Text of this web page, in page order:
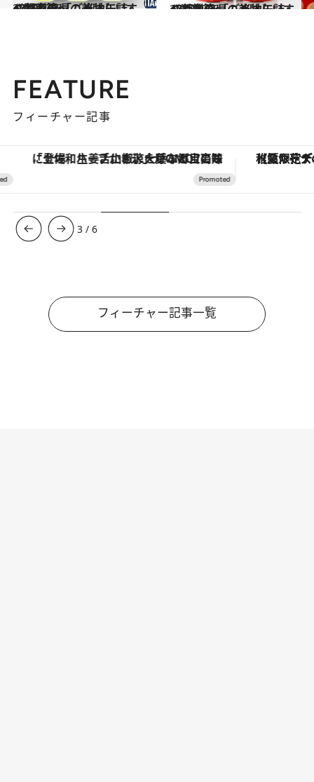
2018.2.15
47都道府県の美味しいすぐれもの 「ご当地缶詰」～関東篇～
グルメ 2018.2.25
47都道府県の美味しいすぐれもの 「ご当地缶詰」～近畿篇～
グルメ
FEATURE
フィーチャー記事
「土佐和ハーブかき氷」がOMO7高知に登場！生姜、山椒、大葉など目にも舌にも涼を呼ぶ郷土の味 【夏限定ディナーコース】旬を
3 /6
フィーチャー記事一覧